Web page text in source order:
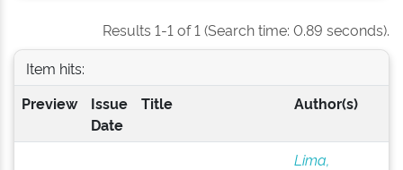
Results 1-1 of 1 (Search time: 0.89 seconds).
Item hits:
Preview
Issue
Date
Title Author(s)
Lima,